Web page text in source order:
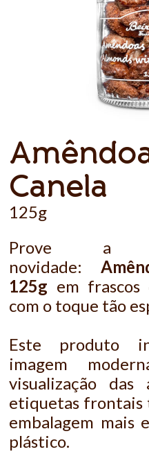
Canela
125g
Prove a
novidade:
125g em frascos
com o toque tão
Este produto
imagem
visualização das
etiquetas frontais
embalagem mais
plástico.